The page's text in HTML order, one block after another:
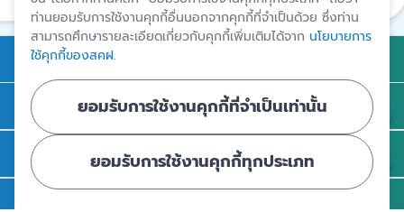
การคุ้มครองเงินฝาก
ถาม - ตอบ
ความรู้
ท่านยอมรับการใช้งานคุกกี้อื่นนอกจากคุกกี้ที่จำเป็นด้วย ซึ่งท่าน
สามารถศึกษารายละเอียดเกี่ยวกับคุกกี้เพิ่มเติมได้จาก นโยบายการ
ใช้คุกกี้ของสคฝ.
ยอมรับการใช้งานคุกกี้ที่จำเป็นเท่านั้น
ยอมรับการใช้งานคุกกี้ทุกประเภท